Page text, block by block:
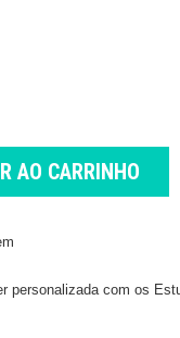
AO CARRINHO
personalizada com os